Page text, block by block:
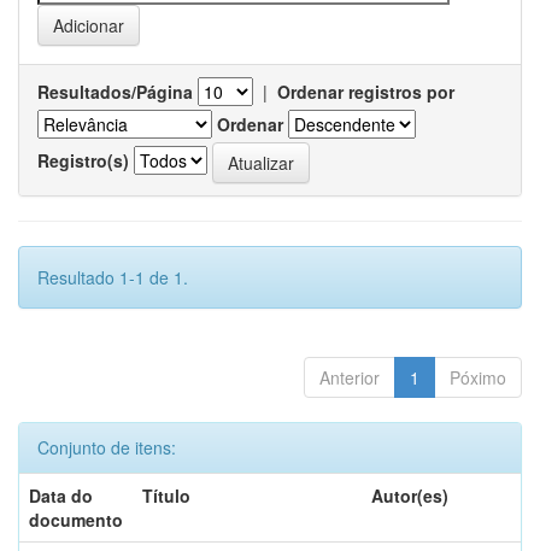
Resultados/Página | Ordenar registros por
Ordenar
Registro(s)
Resultado 1-1 de 1.
Anterior 1 Póximo
Conjunto de itens:
Data do
documento
Título Autor(es)